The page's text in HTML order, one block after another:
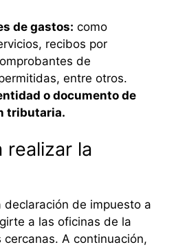
de gastos: como
recibos por
de
entre otros.
o documento de
tributaria.
realizar la
declaración de impuesto a
a las oficinas de la
A continuación,